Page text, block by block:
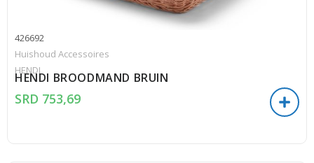
426692
Huishoud Accessoires
HENDI
HENDI BROODMAND BRUIN
SRD 753,69